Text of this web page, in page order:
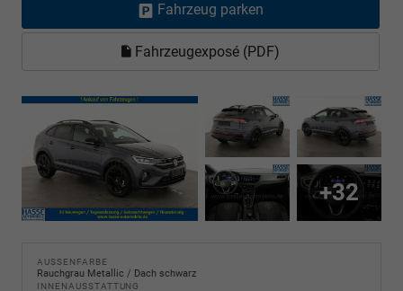
Fahrzeug parken
Fahrzeugexposé (PDF)
+32
AUSSENFARBE
Rauchgrau Metallic / Dach schwarz
INNENAUSSTATTUNG